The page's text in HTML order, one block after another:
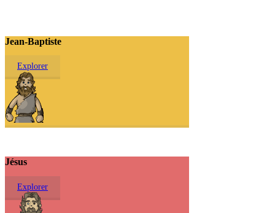
Jean-Baptiste
Explorer
Jésus
Explorer